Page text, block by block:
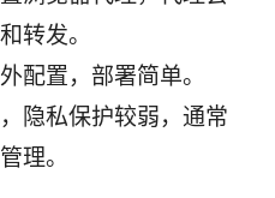
转发。
配置，部署简单。
隐私保护较弱，通常
理。